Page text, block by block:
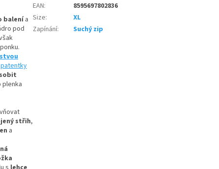
balenía
pod
patentky
plenka
střih,
a
EAN:
8595697802836
Size:
XL
Zapínání: Suchý zip